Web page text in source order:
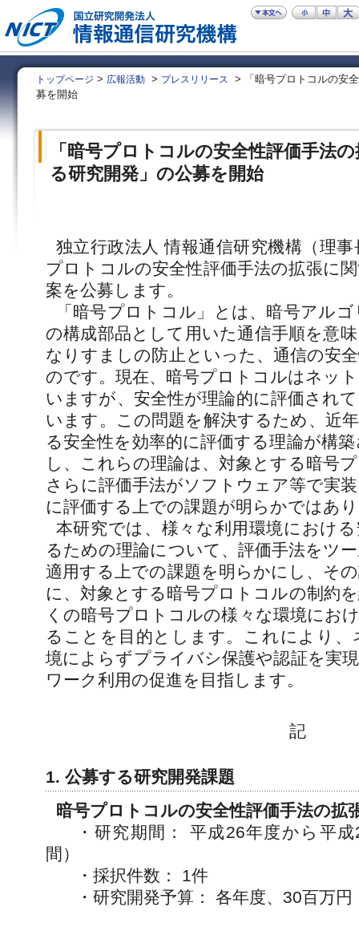
トップページ > 広報活動 > プレスリリース
> 「暗号プロトコルの安
募を開始
「暗号プロトコルの安全性評価手法
る研究開発」の公募を開始
独立行政法人 情報通信研究機構（理
プロトコルの安全性評価手法の拡張に
案を公募します。
「暗号プロトコル」とは、暗号アル
の構成部品として用いた通信手順を意
なりすましの防止といった、通信の安
のです。現在、暗号プロトコルはネッ
いますが、安全性が理論的に評価され
います。この問題を解決するため、近
る安全性を効率的に評価する理論が構
し、これらの理論は、対象とする暗号
さらに評価手法がソフトウェア等で実
に評価する上での課題が明らかではあ
本研究では、様々な利用環境におけ
るための理論について、評価手法をツ
適用する上での課題を明らかにし、そ
に、対象とする暗号プロトコルの制約
くの暗号プロトコルの様々な環境にお
ることを目的とします。これにより
境によらずプライバシ保護や認証を実
ワーク利用の促進を目指します。
記
1. 公募する研究開発課題
暗号プロトコルの安全性評価手法の拡
・研究期間： 平成26年度から平
間）
・採択件数： 1件
・研究開発予算： 各年度、30百万